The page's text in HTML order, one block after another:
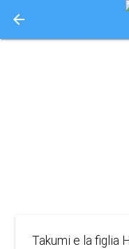
arrow_back
Takumi e la figlia